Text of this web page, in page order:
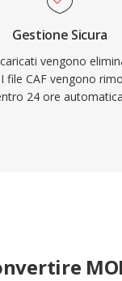
Gestione Sicura
vengono
file CAF vengono
24 ore